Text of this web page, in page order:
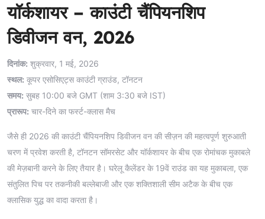
यॉर्कशायर – काउंटी चैंपियनशिप
डिवीजन वन, 2026
दिनांक: शुक्रवार, 1 मई, 2026
स्थल: कूपर एसोसिएट्स काउंटी ग्राउंड, टॉनटन
समय: सुबह 10:00 बजे GMT (शाम 3:30 बजे IST)
प्रारूप: चार-दिने का फर्स्ट-क्लास मैच
जैसे ही 2026 की काउंटी चैंपियनशिप डिवीजन वन की सीज़न की महत्वपूर्ण शुरुआती
चरण में प्रवेश करती है, टॉनटन सॉमरसेट और यॉर्कशायर के बीच एक रोमांचक मुकाबले
की मेज़बानी करने के लिए तैयार है। घरेलू कैलेंडर के 19वें राउंड का यह मुकाबला, एक
संतुलित पिच पर तकनीकी बल्लेबाजी और एक शक्तिशाली सीम अटैक के बीच एक
क्लासिक युद्ध का वादा करता है।